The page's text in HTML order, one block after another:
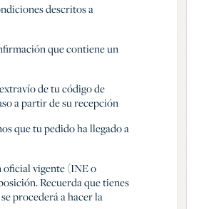
descritos a
que contiene un
de tu código de
a partir de su recepción
que tu pedido ha llegado a
oficial vigente (INE o
Recuerda que tienes
procederá a hacer la